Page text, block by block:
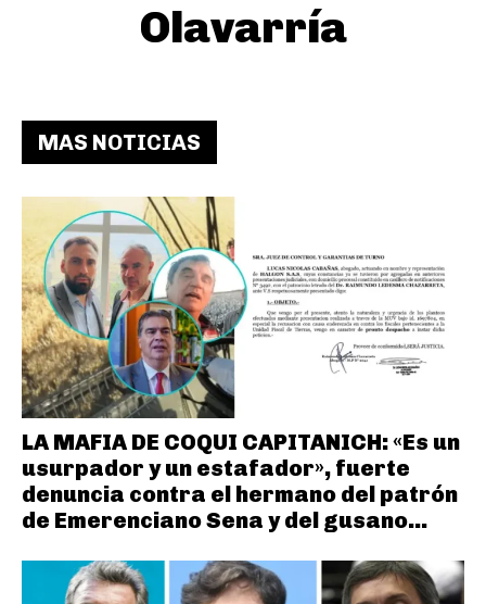
Olavarría
MAS NOTICIAS
LA MAFIA DE COQUI CAPITANICH: «Es un
usurpador y un estafador», fuerte
denuncia contra el hermano del patrón
de Emerenciano Sena y del gusano...